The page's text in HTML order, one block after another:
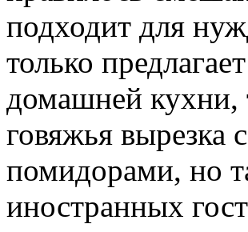
подходит для
только
домашней кухни,
говяжья вырезка
помидорами, но
иностранных